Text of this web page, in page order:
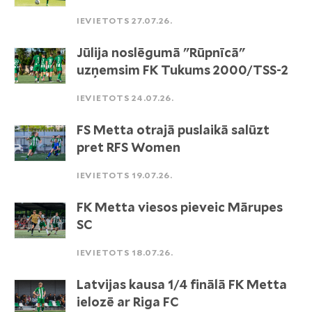
IEVIETOTS 27.07.26.
Jūlija noslēgumā "Rūpnīcā"
uzņemsim FK Tukums 2000/TSS-2
IEVIETOTS 24.07.26.
FS Metta otrajā puslaikā salūzt
pret RFS Women
IEVIETOTS 19.07.26.
FK Metta viesos pieveic Mārupes
SC
IEVIETOTS 18.07.26.
Latvijas kausa 1/4 finālā FK Metta
ielozē ar Riga FC